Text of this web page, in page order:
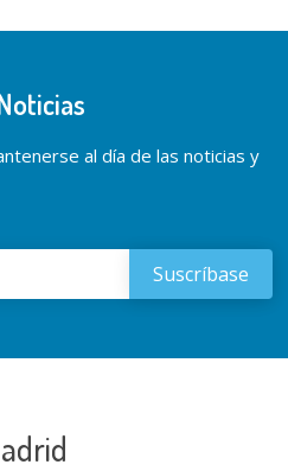
al día de las noticias y